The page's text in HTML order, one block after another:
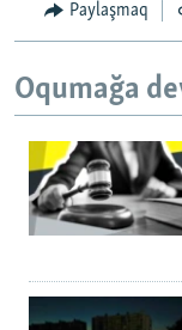
Paylaşmaq
Oqumağa